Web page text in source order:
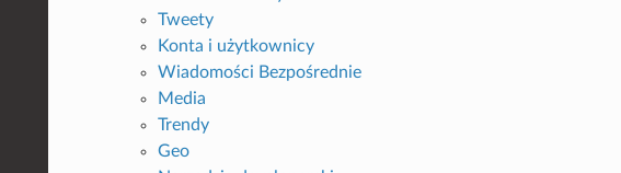
Tweety
Konta i użytkownicy
Wiadomości Bezpośrednie
Media
Trendy
Geo